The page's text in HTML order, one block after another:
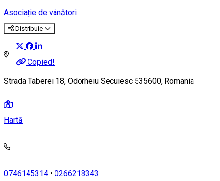
Asociație de vânători
Distribuie
Copied!
Strada Taberei 18, Odorheiu Secuiesc 535600, Romania
Hartă
0746145314 • 0266218343